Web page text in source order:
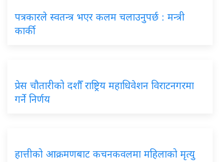
पत्रकारले स्वतन्त्र भएर कलम चलाउनुपर्छ : मन्त्री
कार्की
प्रेस चौतारीको दशौँ राष्ट्रिय महाधिवेशन विराटनगरमा
गर्ने निर्णय
हात्तीको आक्रमणबाट कचनकवलमा महिलाको मृत्यु